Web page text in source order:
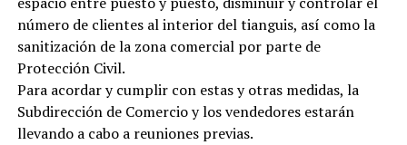
número de clientes al interior del tianguis, así como la
sanitización de la zona comercial por parte de
Protección Civil.
Para acordar y cumplir con estas y otras medidas, la
Subdirección de Comercio y los vendedores estarán
llevando a cabo a reuniones previas.